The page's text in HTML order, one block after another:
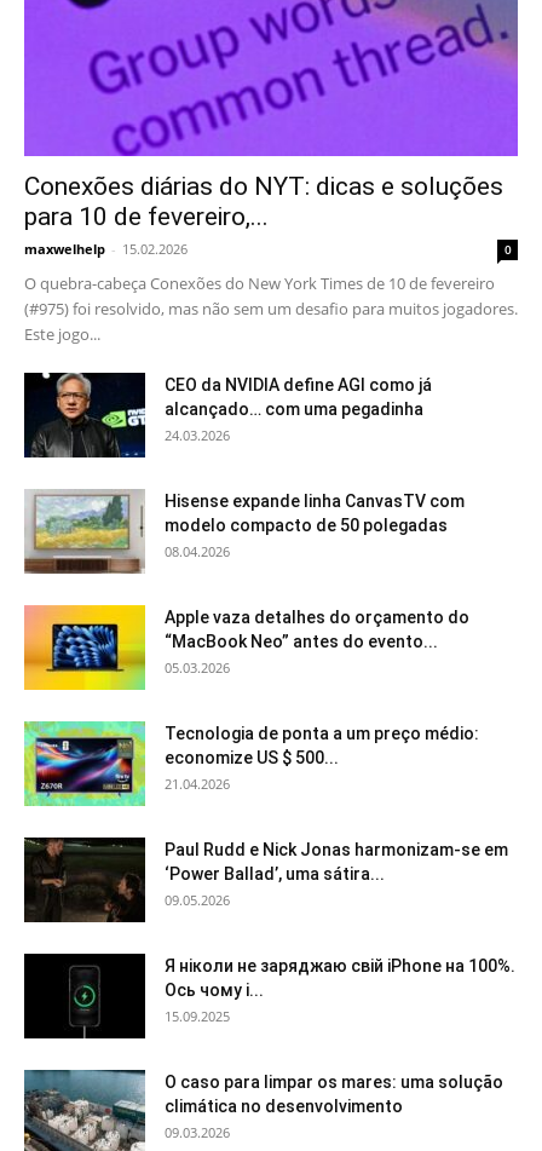
Conexões diárias do NYT: dicas e soluções
para 10 de fevereiro,...
maxwelhelp - 15.02.2026 0
O quebra-cabeça Conexões do New York Times de 10 de fevereiro
(#975) foi resolvido, mas não sem um desafio para muitos jogadores.
Este jogo...
CEO da NVIDIA define AGI como já
alcançado… com uma pegadinha
24.03.2026
Hisense expande linha CanvasTV com
modelo compacto de 50 polegadas
08.04.2026
Apple vaza detalhes do orçamento do
“MacBook Neo” antes do evento...
05.03.2026
Tecnologia de ponta a um preço médio:
economize US $ 500...
21.04.2026
Paul Rudd e Nick Jonas harmonizam-se em
‘Power Ballad’, uma sátira...
09.05.2026
Я ніколи не заряджаю свій iPhone на 100%.
Ось чому і...
15.09.2025
O caso para limpar os mares: uma solução
climática no desenvolvimento
09.03.2026